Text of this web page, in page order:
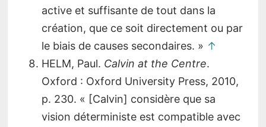
active et suffisante de tout dans la
création, que ce soit directement ou par
le biais de causes secondaires. » ↑
HELM, Paul. Calvin at the Centre.
Oxford : Oxford University Press, 2010,
p. 230. « [Calvin] considère que sa
vision déterministe est compatible avec